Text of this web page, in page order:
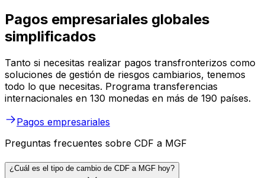
Pagos empresariales globales
simplificados
Tanto si necesitas realizar pagos transfronterizos como
soluciones de gestión de riesgos cambiarios, tenemos
todo lo que necesitas. Programa transferencias
internacionales en 130 monedas en más de 190 países.
Pagos empresariales
Preguntas frecuentes sobre CDF a MGF
¿Cuál es el tipo de cambio de CDF a MGF hoy?